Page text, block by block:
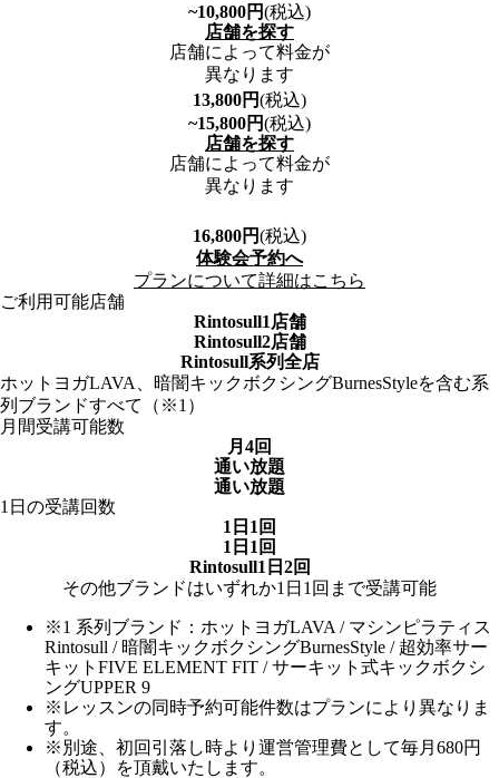
~10,800円(税込)
店舗を探す
店舗によって料金が
異なります
13,800円(税込)
~15,800円(税込)
店舗を探す
店舗によって料金が
異なります
16,800円(税込)
体験会予約へ
プランについて詳細はこちら
ご利用可能店舗
Rintosull1店舗
Rintosull2店舗
Rintosull系列全店
ホットヨガLAVA、暗闇キックボクシングBurnesStyleを含む系
列ブランドすべて（※1）
月間受講可能数
月4回
通い放題
通い放題
1日の受講回数
1日1回
1日1回
Rintosull1日2回
その他ブランドはいずれか1日1回まで受講可能
※1 系列ブランド：ホットヨガLAVA / マシンピラティス
Rintosull / 暗闇キックボクシングBurnesStyle / 超効率サー
キットFIVE ELEMENT FIT / サーキット式キックボクシ
ングUPPER 9
※レッスンの同時予約可能件数はプランにより異なりま
す。
※別途、初回引落し時より運営管理費として毎月680円
（税込）を頂戴いたします。